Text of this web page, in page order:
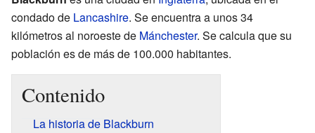
condado de Lancashire. Se encuentra a unos 34
kilómetros al noroeste de Mánchester. Se calcula que su
población es de más de 100.000 habitantes.
Contenido
La historia de Blackburn